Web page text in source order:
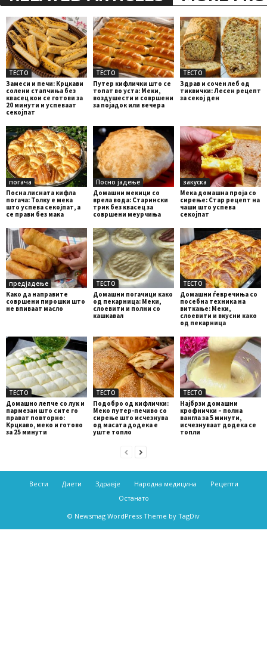
ТЕСТО
Замеси и печи: Крцкави
солени стапчиња без
квасец кои се готови за
20 минути и успеваат
секојпат
ТЕСТО
Путер кифлички што се
топат во уста: Меки,
воздушести и совршени
за појадок или вечера
ТЕСТО
Здрав и сочен леб од
тиквички: Лесен рецепт
за секој ден
погача
Посна лисната кифла
погача: Толку е мека
што успева секојпат, а
се прави без мака
Посно јадење
Домашни мекици со
врела вода: Старински
трик без квасец за
совршени меурчиња
закуска
Мека домашна проја со
сирење: Стар рецепт на
чаши што успева
секојпат
предјадење
Како да направите
совршени пирошки што
не впиваат масло
ТЕСТО
Домашни погачици како
од пекарница: Меки,
слоевити и полни со
кашкавал
ТЕСТО
Домашни ѓевречиња со
посебна техника на
виткање: Меки,
слоевити и вкусни како
од пекарница
ТЕСТО
Домашно лепче со лук и
пармезан што сите го
прават повторно:
Крцкаво, меко и готово
за 25 минути
ТЕСТО
Подобро од кифлички:
Меко путер-печиво со
сирење што исчезнува
од масата додека е
уште топло
ТЕСТО
Најбрзи домашни
крофнички – полна
вангла за 5 минути,
исчезнуваат додека се
топли
Вести Диети Здравје Народна медицина
Рецепти
Останато
© Newsmag WordPress Theme by TagDiv